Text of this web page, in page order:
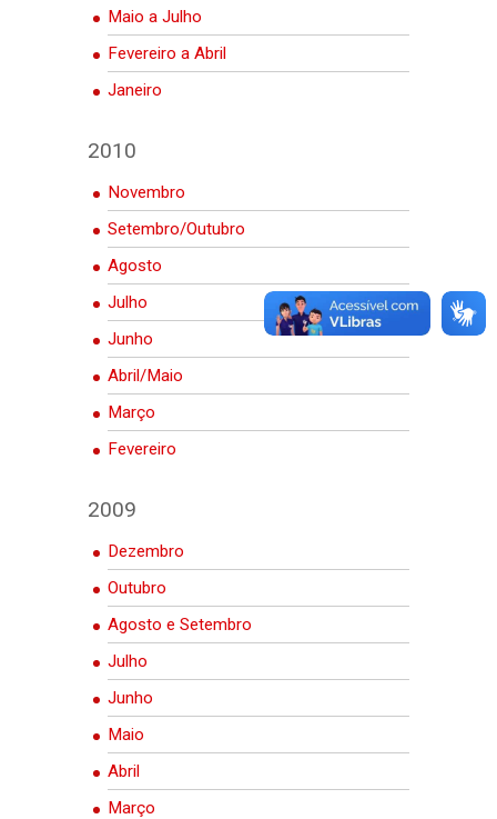
Maio a Julho
Fevereiro a Abril
Janeiro
2010
Novembro
Setembro/Outubro
Agosto
Julho
Junho
Abril/Maio
Março
Fevereiro
2009
Dezembro
Outubro
Agosto e Setembro
Julho
Junho
Maio
Abril
Março